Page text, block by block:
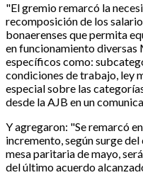
"El gremio remarcó la
recomposición de los
bonaerenses que permita
en funcionamiento diversas
específicos como:
condiciones de trabajo, ley
especial sobre las
desde la AJB en un
Y agregaron: "Se remarcó
incremento, según surge
mesa paritaria de mayo,
del último acuerdo